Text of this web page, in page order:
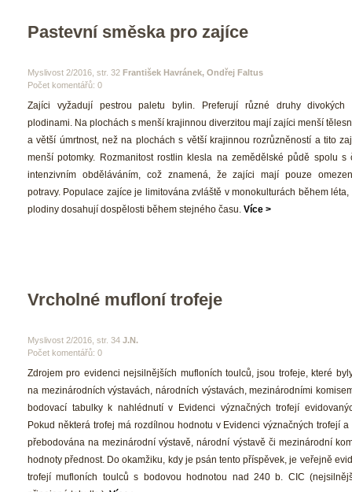
Pastevní směska pro zajíce
Myslivost 2/2016, str. 32 František Havránek, Ondřej Faltu
Počet komentářů: 0
Zajíci vyžadují pestrou paletu bylin. Preferují různé druhy divokých
plodinami. Na plochách s menší krajinnou diverzitou mají zajíci menší
a větší úmrtnost, než na plochách s větší krajinnou rozrůzněností a tito
menší potomky. Rozmanitost rostlin klesla na zemědělské půdě spolu s
intenzivním obděláváním, což znamená, že zajíci mají pouze
potravy. Populace zajíce je limitována zvláště v monokulturách během léta,
plodiny dosahují dospělosti během stejného času. Více >
Vrcholné mufloní trofeje
Myslivost 2/2016, str. 34 J.N.
Počet komentářů: 0
Zdrojem pro evidenci nejsilnějších mufloních toulců, jsou trofeje, které
na mezinárodních výstavách, národních výstavách, mezinárodními
bodovací tabulky k nahlédnutí v Evidenci význačných trofejí
Pokud některá trofej má rozdílnou hodnotu v Evidenci význačných trofejí
přebodována na mezinárodní výstavě, národní výstavě či mezinárodní
hodnoty přednost. Do okamžiku, kdy je psán tento příspěvek, je veřejně
trofejí mufloních toulců s bodovou hodnotou nad 240 b. CIC